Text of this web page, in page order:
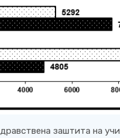
заштита на